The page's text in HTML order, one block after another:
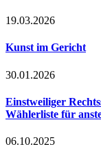
19.03.2026
Kunst im Gericht
30.01.2026
Einstweiliger
Wählerliste für
06.10.2025